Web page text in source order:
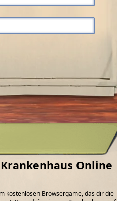
Online
kostenlosen Browsergame, das dir die